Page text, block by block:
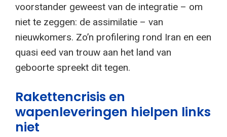
voorstander geweest van de integratie – om
niet te zeggen: de assimilatie – van
nieuwkomers. Zo’n profilering rond Iran en een
quasi eed van trouw aan het land van
geboorte spreekt dit tegen.
Rakettencrisis en
wapenleveringen hielpen links
niet